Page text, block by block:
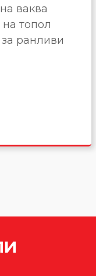
ваква
топол
ранливи